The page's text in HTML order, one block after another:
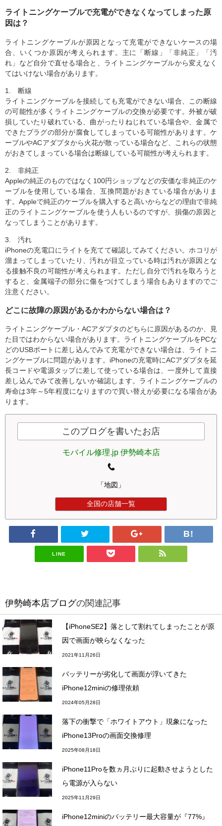
ライトニングケーブルで充電ができなくなってしまった原
因は？
ライトニングケーブルが原因となって充電ができないケースの場
合、いくつか原因が考えられます。主に「断線」「非純正」「汚
れ」など自分で直せる場合と、ライトニングケーブルから変えなく
てはいけない場合があります。
1. 断線
ライトニングケーブルを接続しても充電ができない場合、この断線
の可能性が多くライトニングケーブルの交換が必要です。外被が破
損していたり破れている、曲がったりねじれている場合や、金属で
できたプラグの部分が腐食してしまっている可能性があります。ケ
ーブルやACアダプタから火花が散っている場合など、これらの状態
がおきてしまっている場合は断線している可能性が考えられます。
2. 非純正
Appleの純正のものではなく100円ショップなどの安価な非純正のケ
ーブルを使用している場合、互換問題がおきている場合がありま
す。Appleで純正のケーブルを購入すると高いからなどの理由で非純
正のライトニングケーブルを使う人もいるのですが、損傷の原因と
なってしまうことがあります。
3. 汚れ
iPhoneの充電口にライトを充てて確認してみてください。ホコリが
溜まってしまっていたり、汚れが目立っている時は汚れが原因とな
る接触不良の可能性が考えられます。ただし自分で汚れを取ろうと
すると、金属端子の部分に傷をつけてしまう場合もありますのでご
注意ください。
どこに故障の原因があるかわからない場合は？
ライトニングケーブル・ACアダプタのどちらに原因があるのか、見
た目ではわからない場合があります。ライトニングケーブルをPCな
どのUSBポートに差し込んでみて充電ができない場合は、ライトニ
ングケーブルに問題があります。iPhoneの充電時にACアダプタを延
長コードや電源タップに差して使っている場合は、一度外して直接
差し込んでみて改善しないか確認します。ライトニングケーブルの
寿命は3年～5年程度になりますので買い替えが必要になる場合があ
ります。
このブログを書いたお店
モバイル修理.jp 伊勢崎本店
「地図」
全国の店舗一覧
LINE
伊勢崎本店ブログの関連記事
【iPhoneSE2】落として割れてしまったことが原
因で画面が映らなくなった
2021年11月26日
バッテリーが劣化して画面が浮いてきた
iPhone12miniの修理依頼
2024年05月28日
落下の衝撃で「ホワイトアウト」現象になった
iPhone13Proの画面交換修理
2025年08月18日
iPhone11Proを数ヵ月ぶりに起動させようとした
ら電源が入らない
2025年11月29日
iPhone12miniのバッテリー最大容量が『77%』